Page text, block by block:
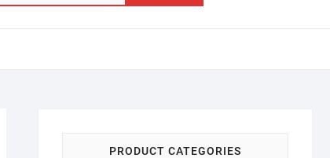
PRODUCT CATEGORIES